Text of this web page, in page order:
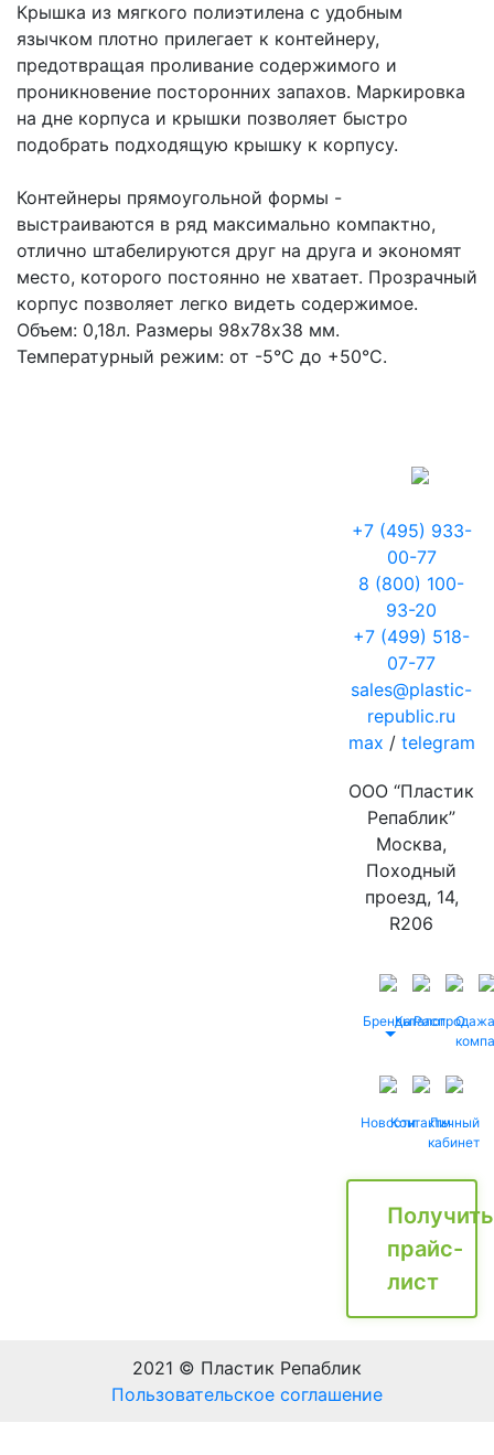
Крышка из мягкого полиэтилена с удобным
язычком плотно прилегает к контейнеру,
предотвращая проливание содержимого и
проникновение посторонних запахов. Маркировка
на дне корпуса и крышки позволяет быстро
подобрать подходящую крышку к корпусу.
Контейнеры прямоугольной формы -
выстраиваются в ряд максимально компактно,
отлично штабелируются друг на друга и экономят
место, которого постоянно не хватает. Прозрачный
корпус позволяет легко видеть содержимое.
Объем: 0,18л. Размеры 98х78х38 мм.
Температурный режим: от -5°C до +50°C.
+7 (495) 933-
00-77
8 (800) 100-
93-20
+7 (499) 518-
07-77
sales@plastic-
republic.ru
max / telegram
ООО “Пластик
Репаблик”
Москва,
Походный
проезд, 14,
R206
БрендыКаталог
Распродажа
О
НовостиКонтактыЛичный
кабинет
Получить
прайс-
лист
2021 © Пластик Репаблик
Пользовательское соглашение